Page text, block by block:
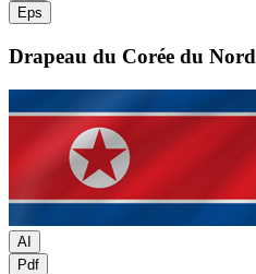
Eps
Drapeau du Corée du Nord
AI
Pdf